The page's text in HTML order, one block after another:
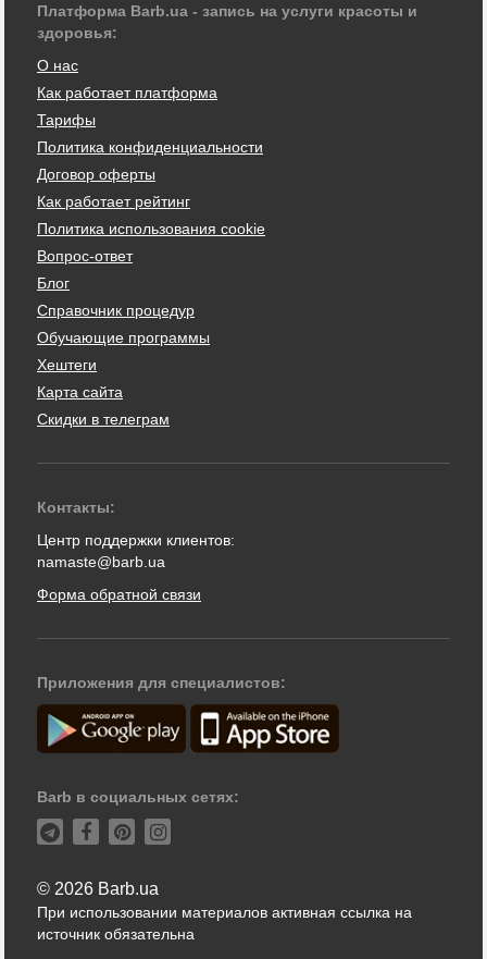
Платформа Barb.ua - запись на услуги красоты и
здоровья:
О нас
Как работает платформа
Тарифы
Политика конфиденциальности
Договор оферты
Как работает рейтинг
Политика использования cookie
Вопрос-ответ
Блог
Справочник процедур
Обучающие программы
Хештеги
Карта сайта
Скидки в телеграм
Контакты:
Центр поддержки клиентов:
namaste@barb.ua
Форма обратной связи
Приложения для специалистов:
Barb в социальных сетях:
© 2026 Barb.ua
При использовании материалов активная ссылка на
источник обязательна